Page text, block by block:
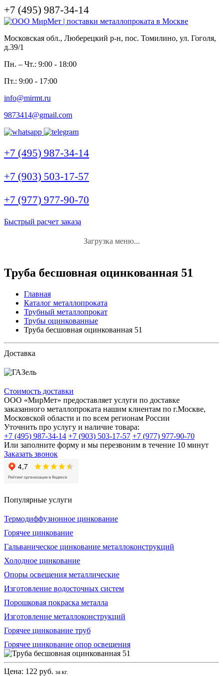
+7 (495) 987-34-14
Московская обл., Люберецкий р-н, пос. Томилино, ул. Гоголя,
д.39/1
Пн. – Чт.: 9:00 - 18:00
Пт.: 9:00 - 17:00
info@mirmt.ru
9873414@gmail.com
+7 (495) 987-34-14
+7 (903) 503-17-57
+7 (977) 977-90-70
Быстрый расчет заказа
Загрузка меню...
Труба бесшовная оцинкованная 51
Главная
Каталог металлопроката
Трубный металлопрокат
Трубы оцинкованные
Труба бесшовная оцинкованная 51
Доставка
Стоимость доставки
ООО «МирМет» предоставляет услуги по доставке
заказанного металлопроката нашим клиентам по г.Москве,
Московской области и по всем регионам России
Уточнить про услугу и наличие товара:
+7 (495) 987-34-14 +7 (903) 503-17-57 +7 (977) 977-90-70
Или заполните форму и мы перезвоним в течение 10 минут
Заказать звонок
Популярные услуги
Термодиффузионное цинкование
Горячее цинкование
Гальваническое цинкование металлоконструкций
Холодное цинкование
Опоры освещения металлические
Изготовление водосточных систем
Порошковая покраска металла
Изготовление металлоконструкций
Горячее цинкование труб
Горячее цинкование опор освещения
Цена: 122 руб. за кг.